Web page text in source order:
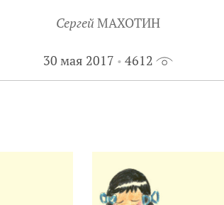
Сергей МАХОТИН
30 мая 2017 4612